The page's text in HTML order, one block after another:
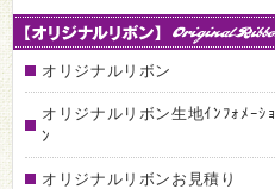
オリジナルリボン
オリジナルリボン生地ｲﾝﾌｫﾒｰｼｮ
ﾝ
オリジナルリボンお見積り